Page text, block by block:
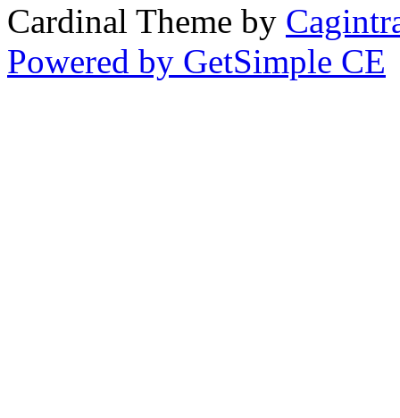
Cardinal Theme by
Powered by GetSimple CE